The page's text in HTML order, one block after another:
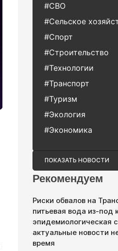
#СВО
#Сельское
#Спорт
#Строительство
#Технологии
#Транспорт
#Туризм
#Экология
#Экономика
ПОКАЗАТЬ НОВОСТИ
Рекомендуем
Риски обвалов на
питьевая вода из-под
эпидемиологическая
актуальные новости
время